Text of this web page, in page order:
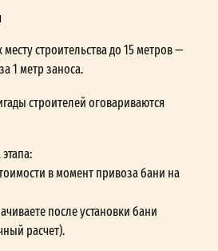
строительства до 15 метров —
за 1 метр заноса.
строителей оговариваются
в момент привоза бани на
после установки бани
расчет).